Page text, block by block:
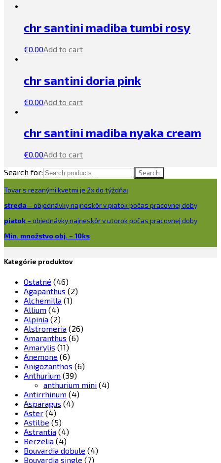
chr santini madiba tumbi rosy
€0.00Add to cart
chr santini doria pink
€0.00Add to cart
chr santini madiba nyaka cream
€0.00Add to cart
Search for:
Search
Tovar s rezanými kvetmi je 2x do týždňa:
streda – objednávky najneskôr v piatok počas pracovnej doby
piatok – objednávky najneskôr v utorok počas pracovnej doby
Min. množstvo obj. – 10ks
Kategórie produktov
Ostatné (46)
Agapanthus (2)
Alchemilla (1)
Allium (4)
Alpinia (2)
Alstromeria (26)
Amaranthus (6)
Amarylis (11)
Anemone (6)
Anigozanthos (6)
Anthurium (39)
anthurium mini (4)
Antirrhinum (4)
Asparagus (4)
Aster (4)
Astilbe (5)
Astrantia (4)
Berzelia (4)
Bouvardia dobule (4)
Bouvardia single (7)